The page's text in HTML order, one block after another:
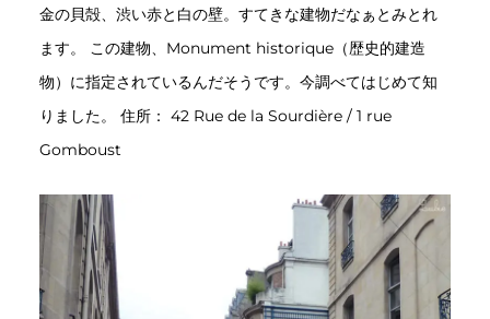
金の貝殻、渋い赤と白の壁。すてきな建物だなぁとみとれ
ます。 この建物、Monument historique（歴史的建造
物）に指定されているんだそうです。今調べてはじめて知
りました。 住所： 42 Rue de la Sourdière / 1 rue
Gomboust